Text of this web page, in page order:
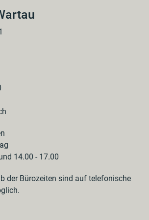
14.00 - 17.00
der Bürozeiten sind auf telefonische